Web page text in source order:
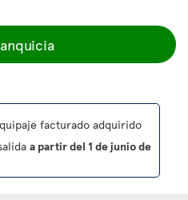
facturado adquirido
a partir del 1 de junio de